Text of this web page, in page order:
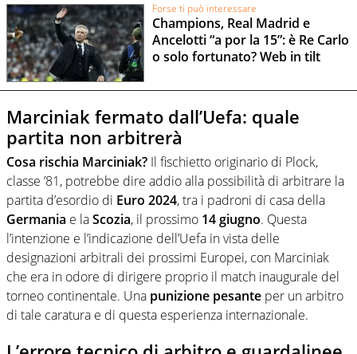
Forse ti può interessare
Champions, Real Madrid e
Ancelotti “a por la 15”: è Re Carlo
o solo fortunato? Web in tilt
Marciniak fermato dall’Uefa: quale
partita non arbitrerà
Cosa rischia Marciniak? Il fischietto originario di Plock,
classe ’81, potrebbe dire addio alla possibilità di arbitrare la
partita d’esordio di Euro 2024, tra i padroni di casa della
Germania e laScozia, il prossimo 14 giugno. Questa
l’intenzione e l’indicazione dell’Uefa in vista delle
designazioni arbitrali dei prossimi Europei, con Marciniak
che era in odore di dirigere proprio il match inaugurale del
torneo continentale. Una punizione pesante per un arbitro
di tale caratura e di questa esperienza internazionale.